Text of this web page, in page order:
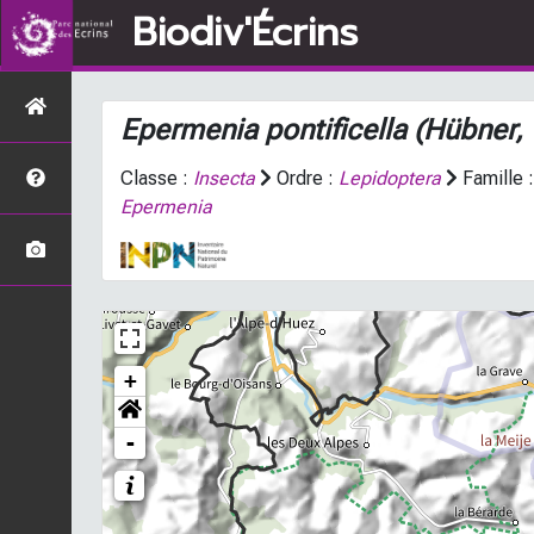
Biodiv'Écrins
Epermenia pontificella(Hübner,
Classe : Insecta Ordre : Lepidoptera
Famille
Epermenia
+
-